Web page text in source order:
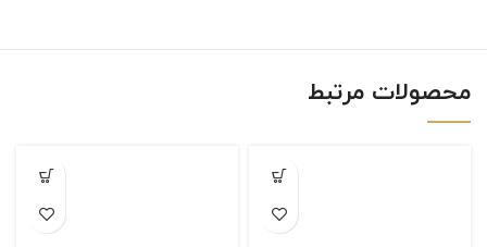
محصولات مرتبط